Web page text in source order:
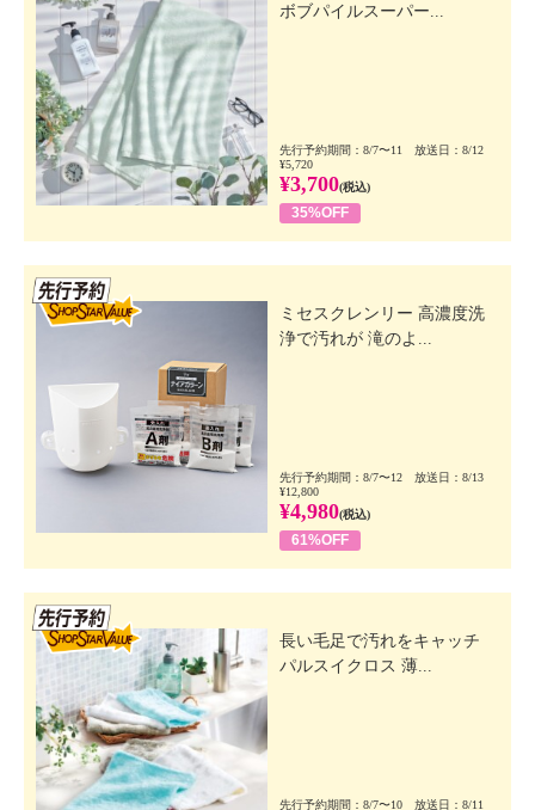
ボブパイルスーパー...
先行予約期間：8/7〜11 放送日：8/12
¥5,720
¥3,700(税込)
35%OFF
ミセスクレンリー 高濃度洗
浄で汚れが 滝のよ...
先行予約期間：8/7〜12 放送日：8/13
¥12,800
¥4,980(税込)
61%OFF
長い毛足で汚れをキャッチ
パルスイクロス 薄...
先行予約期間：8/7〜10 放送日：8/11